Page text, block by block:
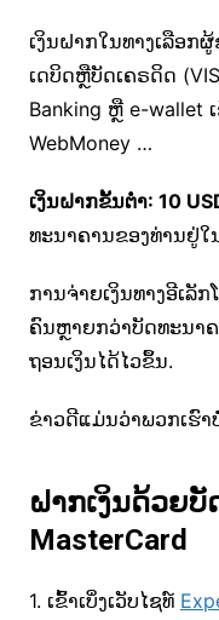
ເງິນຝາກໃນທາງເລືອກ
ເດບິດຫຼືບັດເຄຣດິດ
Banking ຫຼື e-wallet
WebMoney …
ເງິນຝາກຂັ້ນຕ່ໍາ: 10
ທະນາຄານຂອງທ່ານຢູ່ໃ
ການຈ່າຍເງິນທາງອີເລັ
ຄົນຫຼາຍກວ່າບັດທະນາ
ຖອນເງິນໄດ້ໄວຂຶ້ນ.
ຂ່າວດີແມ່ນວ່າພວກເຮົ
ຝາກເງິນດ້ວຍບັ
MasterCard
1. ເຂົ້າເບິ່ງເວັບໄຊທ໌